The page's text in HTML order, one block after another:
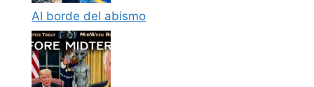
Al borde del abismo